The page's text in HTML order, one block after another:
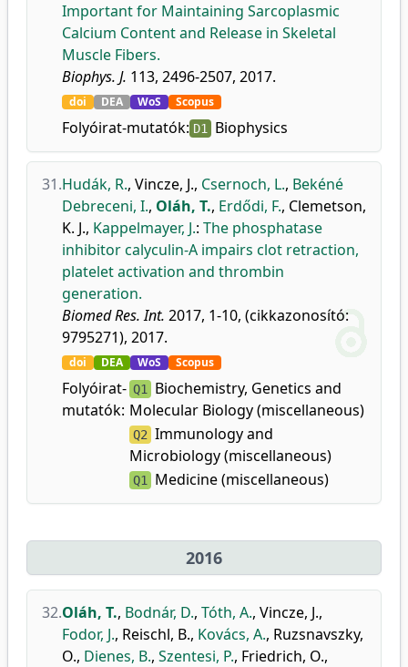
Important for Maintaining Sarcoplasmic
Calcium Content and Release in Skeletal
Muscle Fibers.
Biophys. J. 113, 2496-2507, 2017.
doi DEA WoS Scopus
Folyóirat-mutatók: D1 Biophysics
31.Hudák, R., Vincze, J., Csernoch, L., Bekéné
Debreceni, I., Oláh, T., Erdődi, F., Clemetson,
K. J., Kappelmayer, J.: The phosphatase
inhibitor calyculin-A impairs clot retraction,
platelet activation and thrombin
generation.
Biomed Res. Int. 2017, 1-10, (cikkazonosító:
9795271), 2017.
doi DEA WoS Scopus
Folyóirat-
mutatók:
Q1 Biochemistry, Genetics and
Molecular Biology (miscellaneous)
Q2 Immunology and
Microbiology (miscellaneous)
Q1 Medicine (miscellaneous)
2016
32.Oláh, T., Bodnár, D., Tóth, A., Vincze, J.,
Fodor, J., Reischl, B., Kovács, A., Ruzsnavszky,
O., Dienes, B., Szentesi, P., Friedrich, O.,